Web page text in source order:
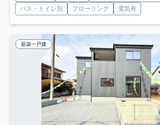
バス・トイレ別
フローリング 電気有
新築一戸建